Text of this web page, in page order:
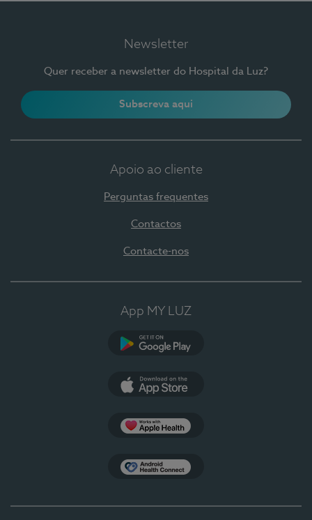
Newsletter
Quer receber a newsletter do Hospital da Luz?
Subscreva aqui
Apoio ao cliente
Perguntas frequentes
Contactos
Contacte-nos
App MY LUZ